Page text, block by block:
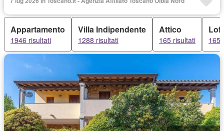
Appartamento
1946 risultati
Villa Indipendente
1288 risultati
Attico
165 risultati
Loft
165